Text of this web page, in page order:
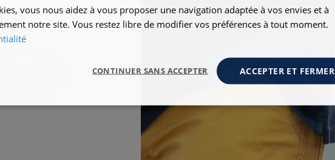
côte au
bras. Cette
au polo à
plus
vous nous aidez à vous proposer une navigation adaptée à vos envies et à
notre site. Vous restez libre de modifier vos préférences à tout moment.
ACCEPTER ET FERMER
CONTINUER SANS ACCEPTER